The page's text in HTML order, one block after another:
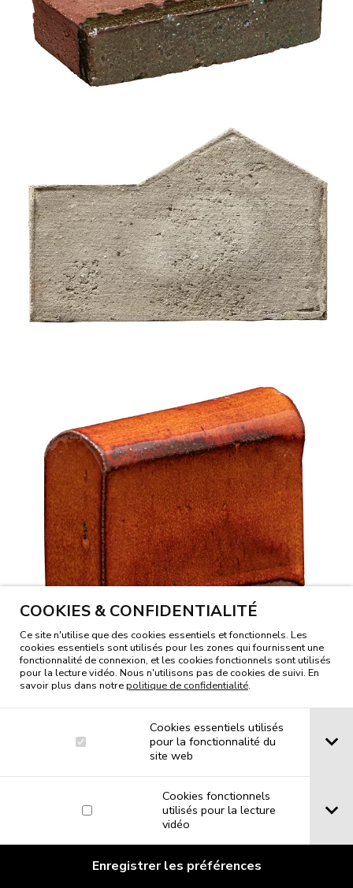
COOKIES & CONFIDENTIALITÉ
Ce site n'utilise que des cookies essentiels et fonctionnels. Les
cookies essentiels sont utilisés pour les zones qui fournissent une
fonctionnalité de connexion, et les cookies fonctionnels sont utilisés
pour la lecture vidéo. Nous n'utilisons pas de cookies de suivi. En
savoir plus dans notrepolitique de confidentialité.
Cookies essentiels utilisés
pour la fonctionnalité du
site web
Cookies fonctionnels
utilisés pour la lecture
vidéo
Enregistrer les préférences